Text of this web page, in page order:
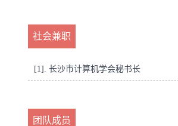
社会兼职
[1]. 长沙市计算机学会秘书长
团队成员